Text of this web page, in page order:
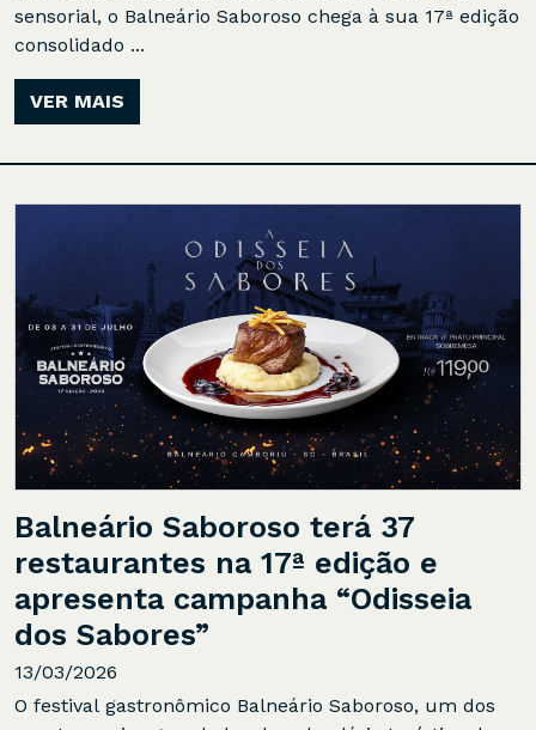
sensorial, o Balneário Saboroso chega à sua 17ª edição
consolidado ...
VER MAIS
Balneário Saboroso terá 37
restaurantes na 17ª edição e
apresenta campanha “Odisseia
dos Sabores”
13/03/2026
O festival gastronômico Balneário Saboroso, um dos